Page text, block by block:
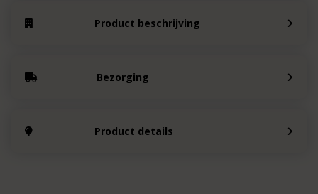
Product beschrijving
Bezorging
Product details